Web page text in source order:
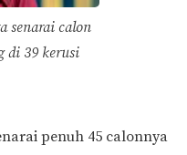
senarai calon
di 39 kerusi
penuh 45 calonnya